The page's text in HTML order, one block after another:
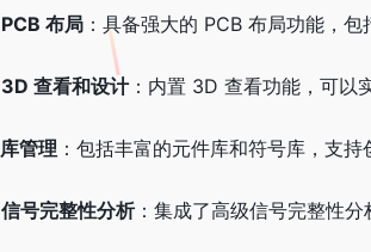
PCB 布局 ：具备强大的 PCB 布局功能，
3D 查看和设计：内置 3D 查看功能，可以
库管理 ：包括丰富的元件库和符号库，支
信号完整性分析：集成了高级信号完整性分